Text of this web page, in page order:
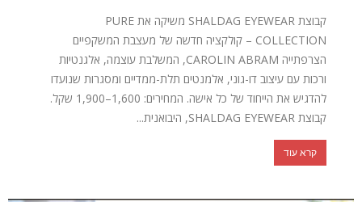
קבוצת SHALDAG EYEWEAR משיקה את PURE
COLLECTION – קולקציה חדשה של מעצבת המשקפיים
הצרפתייה CAROLIN ABRAM, המשלבת עוצמה, אלגנטיות
ורכות עם עיצוב דו-גוני, אלמנטים תלת-ממדיים ומסגרות שנועדו
להדגיש את הייחוד של כל אישה. המחירים: 1,600–1,900 שקל.
קבוצת SHALDAG EYEWEAR, היבואנית...
קרא עוד